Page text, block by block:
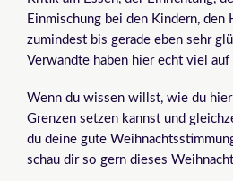
Einmischung bei den Kindern, den
zumindest bis gerade eben sehr
Verwandte haben hier echt viel auf
Wenn du wissen willst, wie du
Grenzen setzen kannst und
du deine gute
schau dir so gern dieses